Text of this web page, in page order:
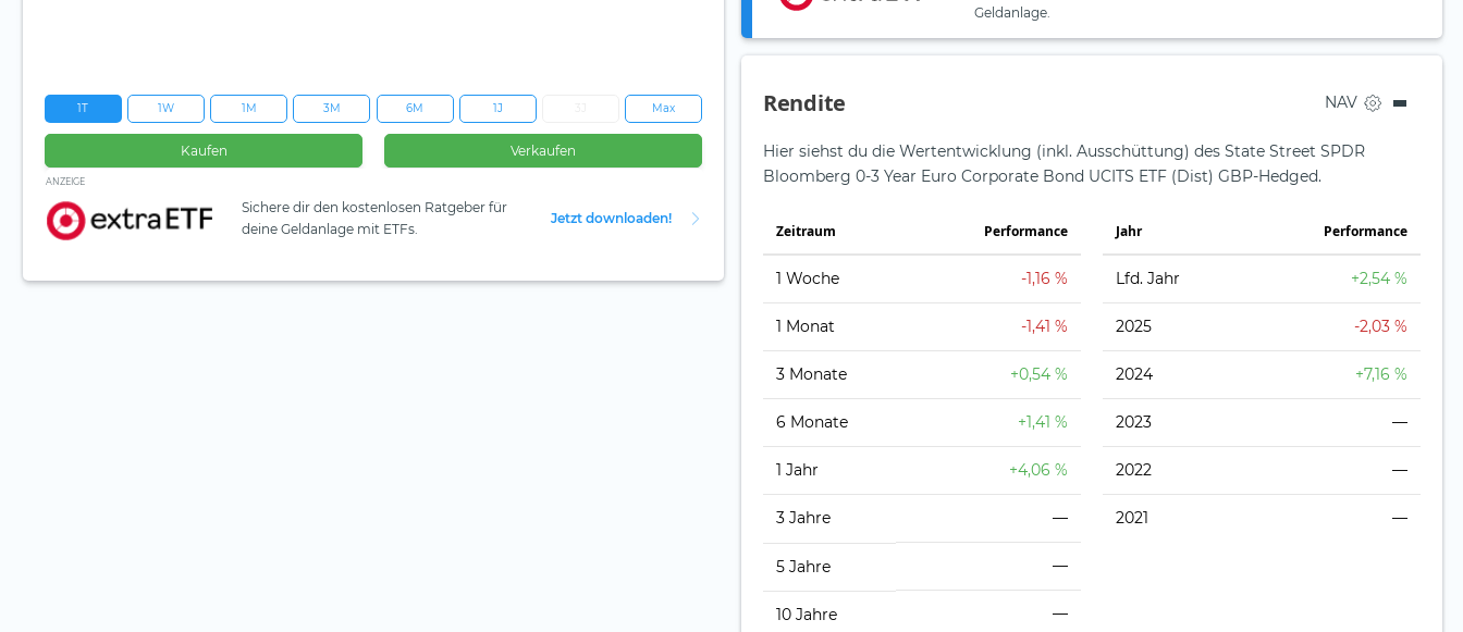
1T 1W 1M 3M 6M 1J Max
Kaufen Verkaufen
ANZEIGE
Sichere dir den kostenlosen Ratgeber für
deine Geldanlage mit ETFs.
Jetzt downloaden!
Geldanlage.
Rendite NAV
Hier siehst du die Wertentwicklung (inkl. Ausschüttung) des State Street SPDR
Bloomberg 0-3 Year Euro Corporate Bond UCITS ETF (Dist) GBP-Hedged.
Zeit­raum Perfor­mance
1 Woche -1,16 %
1 Monat -1,41 %
3 Monate +0,54 %
6 Monate +1,41 %
1 Jahr +4,06 %
3 Jahre —
5 Jahre —
10 Jahre —
Jahr Perfor­mance
Lfd. Jahr +2,54 %
2025 -2,03 %
2024 +7,16 %
2023 —
2022 —
2021 —